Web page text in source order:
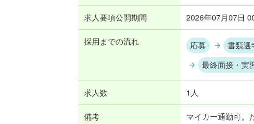
求人要項公開期間 2026年07月07日
採用までの流れ 応募 書類選
最終面接・実
求人数 1人
備考 マイカー通勤可。